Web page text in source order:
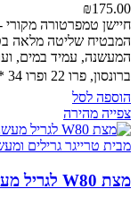
₪175.00
חיישן טמפרטורה מקורי
המבטיח שליטה מלאה
המעשנה, עמיד במים,
ברונסון, פרו 22 ופרו 34
הוספה לסל
צפייה מהירה
מצת W80 לגריל מעשנה דגמי D2